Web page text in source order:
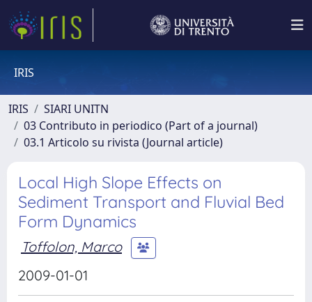
IRIS
IRIS
SIARI UNITN
03 Contributo in periodico (Part of a journal)
03.1 Articolo su rivista (Journal article)
Local High Slope Effects on
Sediment Transport and Fluvial Bed
Form Dynamics
Toffolon, Marco
2009-01-01